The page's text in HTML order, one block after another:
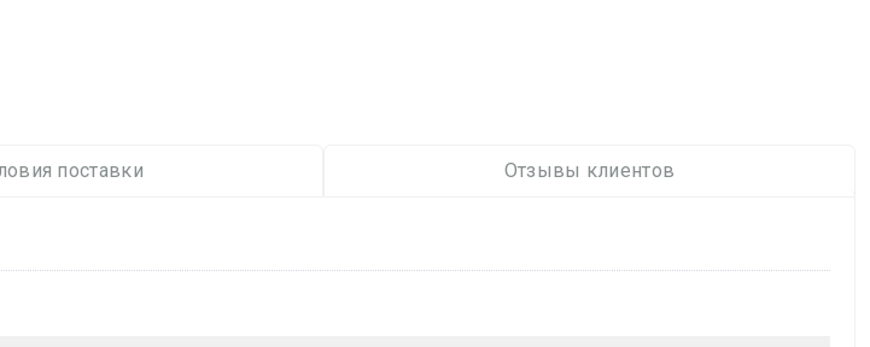
поставки Отзывы клиентов